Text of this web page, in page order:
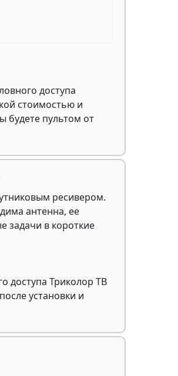
доступа
стоимостью и
будете пультом от
ресивером.
антенна, ее
задачи в короткие
доступа Триколор ТВ
установки и